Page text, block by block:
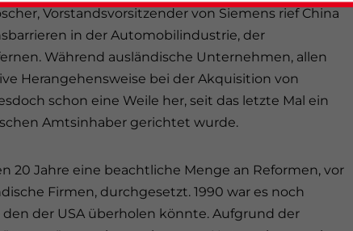
Vorstandsvorsitzender von Siemens rief China
in der Automobilindustrie, der
Während ausländische Unternehmen, allen
Herangehensweise bei der Akquisition von
schon eine Weile her, seit das letzte Mal ein
Amtsinhaber gerichtet wurde.
20 Jahre eine beachtliche Menge an Reformen, vor
Firmen, durchgesetzt. 1990 war es noch
der USA überholen könnte. Aufgrund der
Policy Statement for this website. Please send